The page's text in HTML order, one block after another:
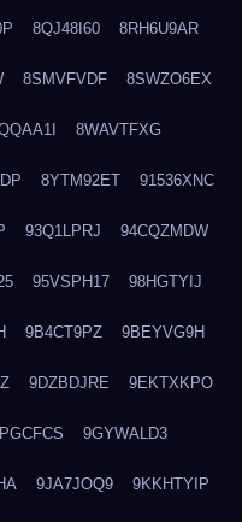
8QJ48I60 8RH6U9AR
8SMVFVDF 8SWZO6EX
8WAVTFXG
8YTM92ET 91536XNC
93Q1LPRJ 94CQZMDW
95VSPH17 98HGTYIJ
9B4CT9PZ 9BEYVG9H
9DZBDJRE 9EKTXKPO
9GYWALD3
9JA7JOQ9 9KKHTYIP